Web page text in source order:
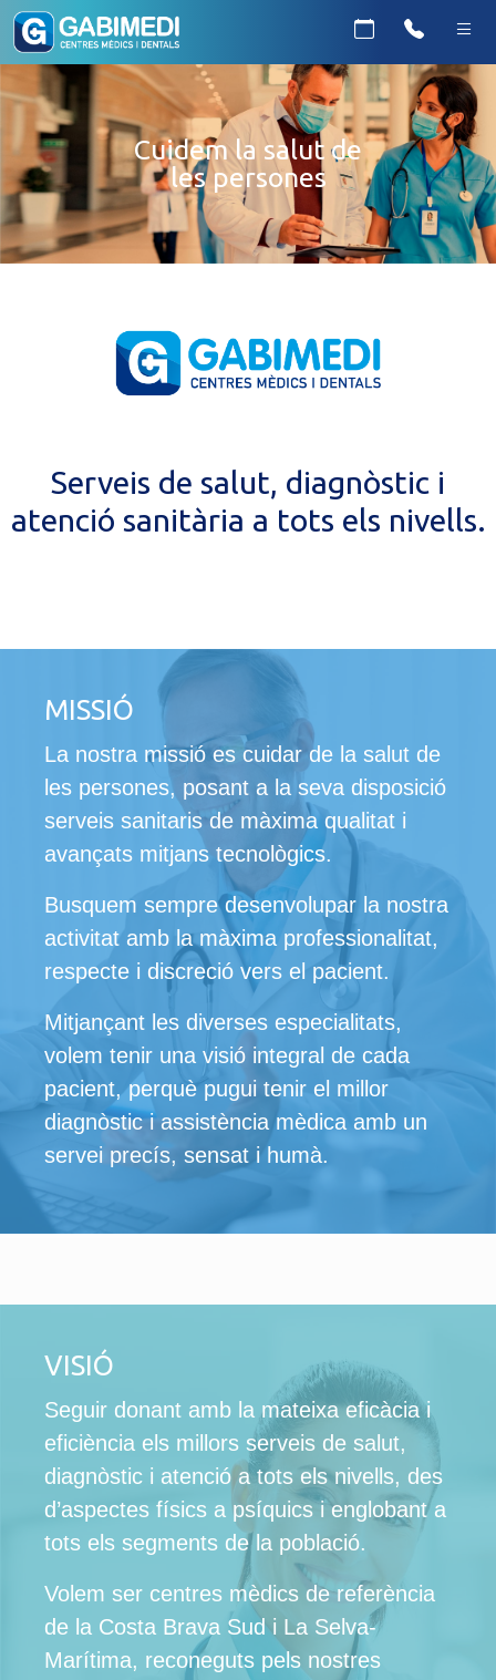
Cuidem la salut de
les persones
Serveis de salut, diagnòstic i
atenció sanitària a tots els nivells.
MISSIÓ
La nostra missió es cuidar de la salut de
les persones, posant a la seva disposició
serveis sanitaris de màxima qualitat i
avançats mitjans tecnològics.
Busquem sempre desenvolupar la nostra
activitat amb la màxima professionalitat,
respecte i discreció vers el pacient.
Mitjançant les diverses especialitats,
volem tenir una visió integral de cada
pacient, perquè pugui tenir el millor
diagnòstic i assistència mèdica amb un
servei precís, sensat i humà.
VISIÓ
Seguir donant amb la mateixa eficàcia i
eficiència els millors serveis de salut,
diagnòstic i atenció a tots els nivells, des
d’aspectes físics a psíquics i englobant a
tots els segments de la població.
Volem ser centres mèdics de referència
de la Costa Brava Sud i La Selva-
Marítima, reconeguts pels nostres